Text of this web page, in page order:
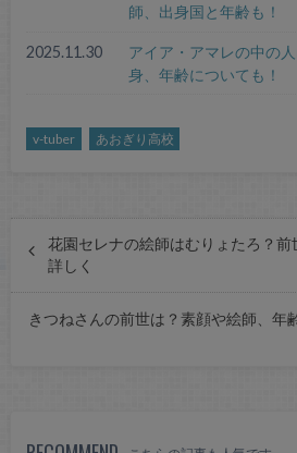
師、出身国と年齢も！
2025.11.30
アイア・アマレの中の
身、年齢についても！
v-tuber あおぎり高校
花園セレナの絵師はむりょたろ？前
詳しく
きつねさんの前世は？素顔や絵師、年